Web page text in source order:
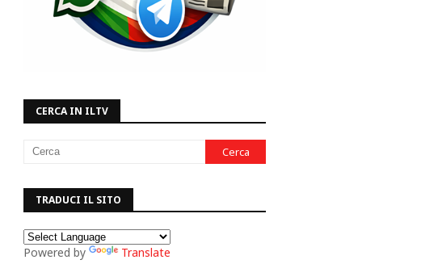
CERCA IN ILTV
TRADUCI IL SITO
Powered by Translate